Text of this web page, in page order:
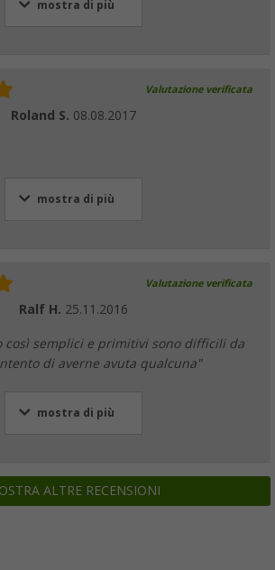
mostra di più
Valutazione verificata
Roland S. 08.08.2017
mostra di più
Valutazione verificata
Ralf H. 25.11.2016
così semplici e primitivi sono difficili da
di averne avuta qualcuna"
mostra di più
ALTRE RECENSIONI